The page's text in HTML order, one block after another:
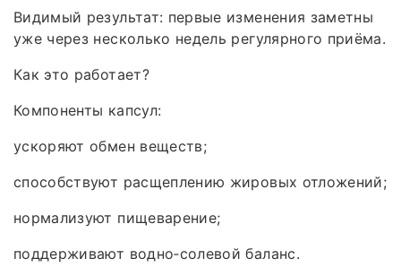
Видимый результат: первые изменения заметны
уже через несколько недель регулярного приёма.
Как это работает?
Компоненты капсул:
ускоряют обмен веществ;
способствуют расщеплению жировых отложений;
нормализуют пищеварение;
поддерживают водно‑солевой баланс.